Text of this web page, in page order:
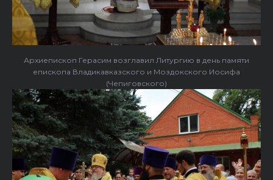
Архиепископ Герасим возглавил Литургию в день памяти
епископа Владикавказского и Моздокского Иосифа
(Чепиговского)